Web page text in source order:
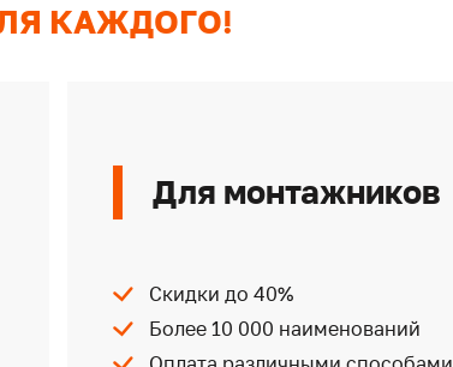
КАЖДОГО!
Для монтажников
Скидки до 40%
Более 10 000 наименований